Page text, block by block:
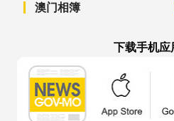
澳门相簿
下载手机应